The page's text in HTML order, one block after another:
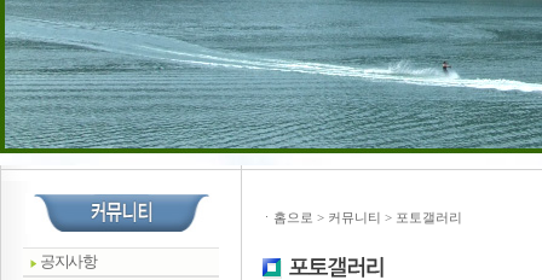
공지사항
ㆍ 홈으로 > 커뮤니티 > 포토갤러리